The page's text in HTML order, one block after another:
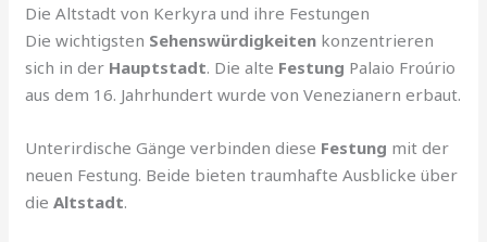
Die Altstadt von Kerkyra und ihre Festungen
Die wichtigsten Sehenswürdigkeiten konzentrieren
sich in der Hauptstadt. Die alte Festung Palaio Froúrio
aus dem 16. Jahrhundert wurde von Venezianern erbaut.
Unterirdische Gänge verbinden diese Festung mit der
neuen Festung. Beide bieten traumhafte Ausblicke über
dieAltstadt.